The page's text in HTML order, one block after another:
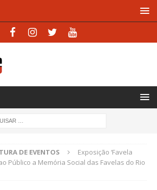
DE EVENTOS
Exposição ‘Favela
Público a Memória Social das Favelas do Rio